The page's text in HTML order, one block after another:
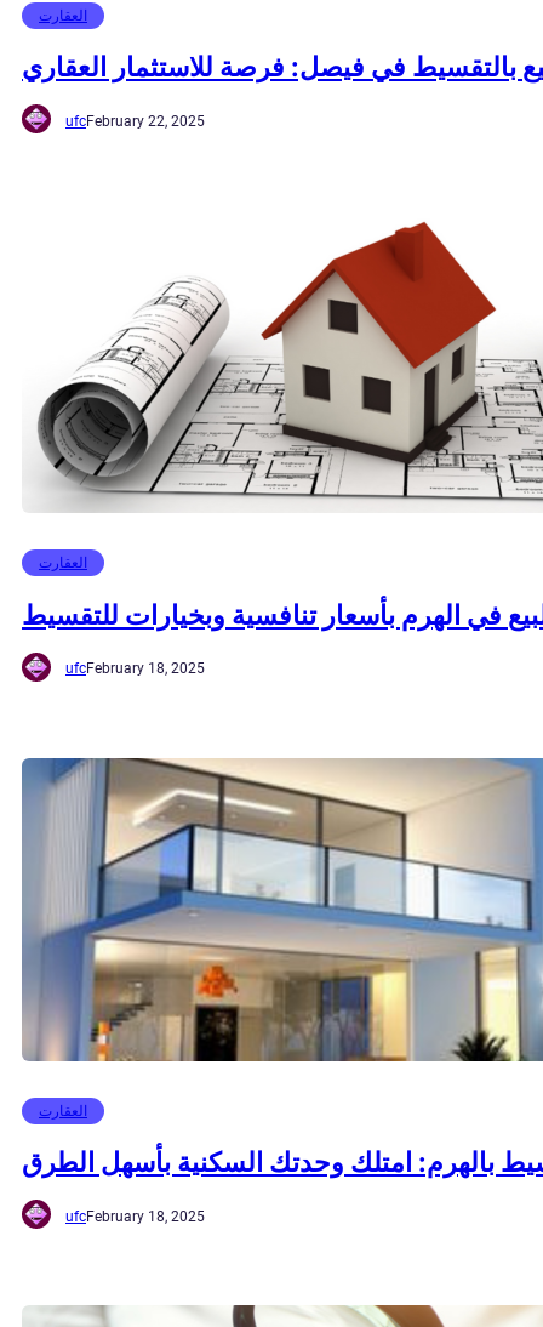
العقارت
بالتقسيط في فيصل: فرصة للاستثمار العقاري
ufcFebruary 22, 2025
العقارت
في الهرم بأسعار تنافسية وبخيارات للتقسيط
ufcFebruary 18, 2025
العقارت
بالهرم: امتلك وحدتك السكنية بأسهل الطرق
ufcFebruary 18, 2025